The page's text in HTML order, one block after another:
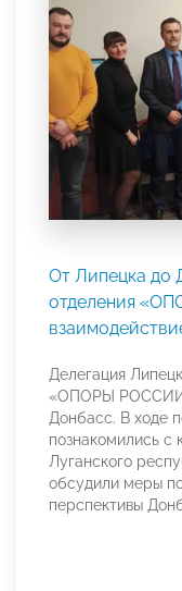
От Липецка до
отделения
Делегация
«ОПОРЫ
Донбасс. В ходе
познакомились с
Луганского
обсудили меры
перспективы